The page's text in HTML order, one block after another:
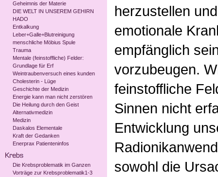
Geheimnis der Materie
DIE WELT IN UNSEREM GEHIRN
HADO
Entkalkung
Leber+Galle+Blutreinigung
menschliche Möbius Spule
Trauma
Mentale (feinstoffliche) Felder:
Grundlage für Erf
Weintraubenversuch eines kunden
Cholesterin - Lüge
Geschichte der Medizin
Energie kann man nicht zerstören
Die Heilung durch den Geist
Alternativmedizin
Medizin
Daskalos Elementale
Kraft der Gedanken
Enerprax Patienteninfos
Die Krebsproblematik im Ganzen
Vorträge zur Krebsproblematik1-3
herzustellen
emotionale
empfänglich
vorzubeugen.
feinstoffliche
Sinnen nicht
Entwicklung
sowohl die